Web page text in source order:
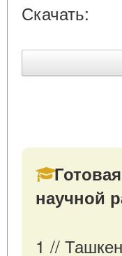
Скачать:
научной
1 //